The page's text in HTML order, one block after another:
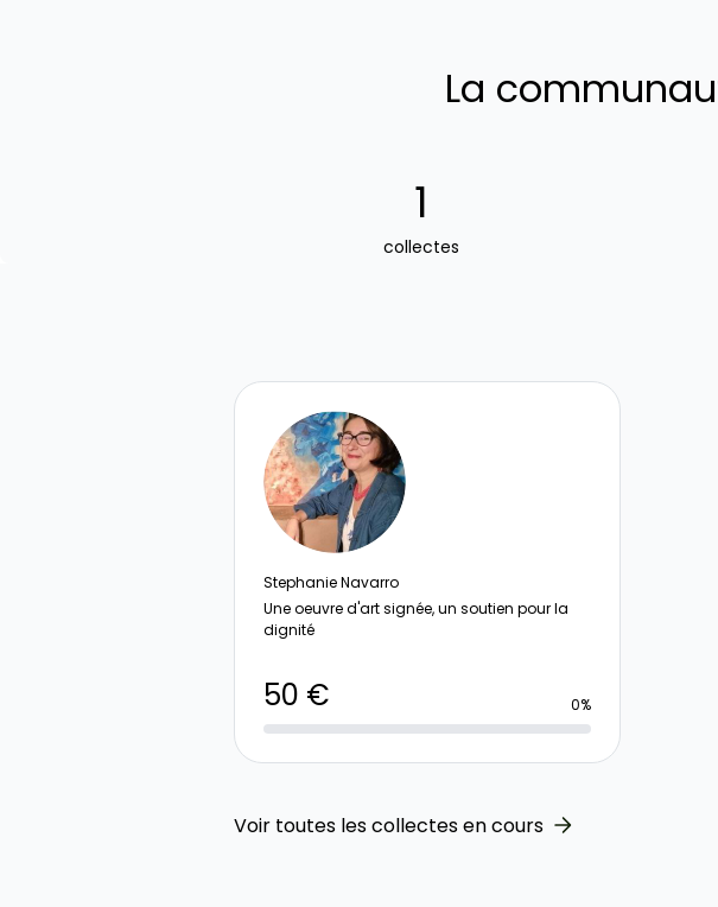
La
1
collectes
Stephanie Navarro
Une oeuvre d'art signée, un soutien pour la
dignité
50 € 0%
Voir toutes les collectes en cours